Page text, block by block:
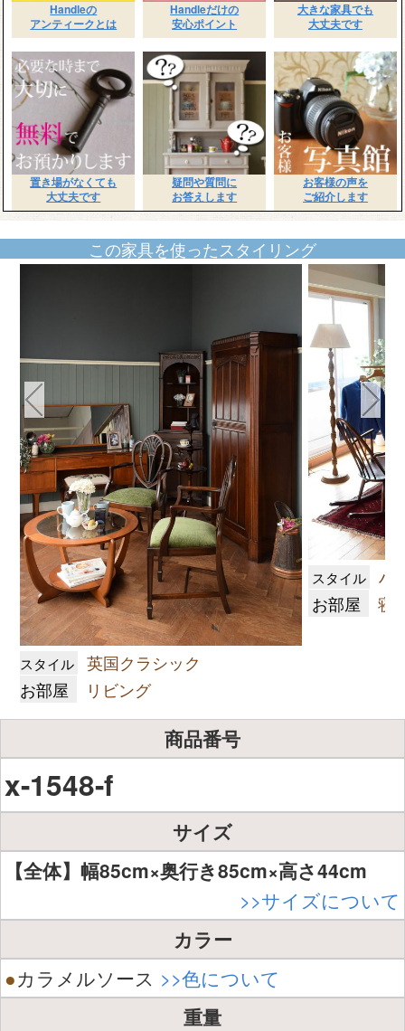
Handleの
アンティークとは
Handleだけの
安心ポイント
大きな家具でも
大丈夫です
置き場がなくても
大丈夫です
疑問や質問に
お答えします
お客様の声を
ご紹介します
この家具を使ったスタイリング
スタイル
英国クラシック
お部屋
リビング
スタイル
ハ
お部屋
寝
商品番号
x-1548-f
サイズ
【全体】幅85cm×奥行き85cm×高さ44cm
>>サイズについて
カラー
●カラメルソース >>色について
重量